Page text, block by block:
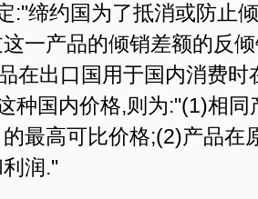
:"缔约国为了抵消或防止
一产品的倾销差额的反
在出口国用于国内消费
种国内价格,则为:"(1)相
最高可比价格;(2)产品在
润."